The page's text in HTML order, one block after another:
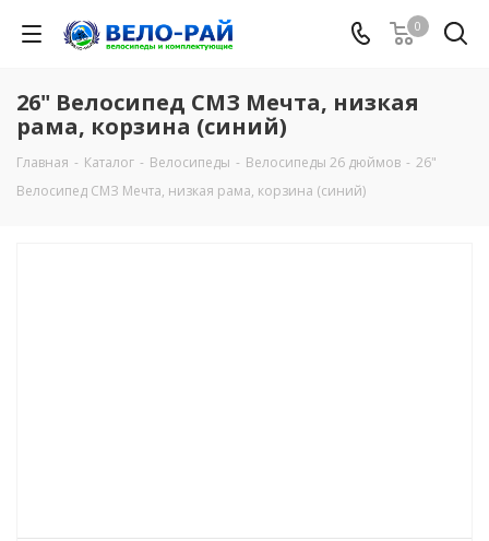
0
26" Велосипед СМЗ Мечта, низкая
рама, корзина (синий)
Главная - Каталог - Велосипеды - Велосипеды 26 дюймов - 26"
Велосипед СМЗ Мечта, низкая рама, корзина (синий)